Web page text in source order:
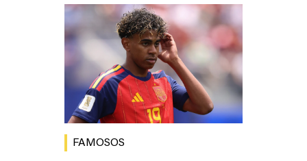
FAMOSOS